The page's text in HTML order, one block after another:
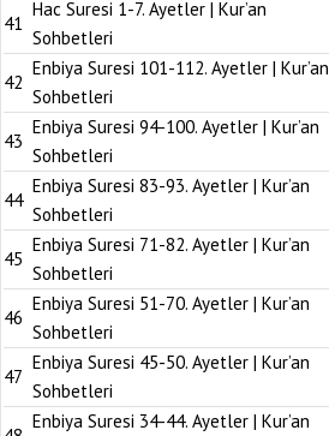
41
Hac Suresi 1-7. Ayetler | Kur’an
Sohbetleri
42
Enbiya Suresi 101-112. Ayetler | Kur’an
Sohbetleri
43
Enbiya Suresi 94-100. Ayetler | Kur’an
Sohbetleri
44
Enbiya Suresi 83-93. Ayetler | Kur’an
Sohbetleri
45
Enbiya Suresi 71-82. Ayetler | Kur’an
Sohbetleri
46
Enbiya Suresi 51-70. Ayetler | Kur’an
Sohbetleri
47
Enbiya Suresi 45-50. Ayetler | Kur’an
Sohbetleri
Enbiya Suresi 34-44. Ayetler | Kur’an